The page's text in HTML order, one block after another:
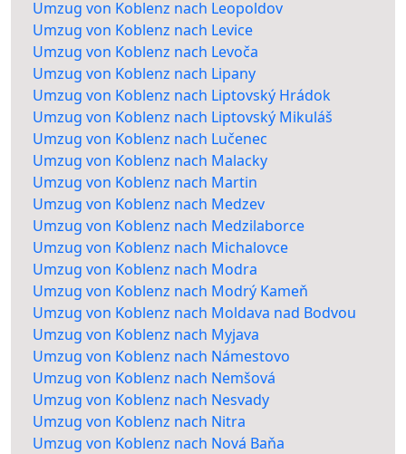
Umzug von Koblenz nach Leopoldov
Umzug von Koblenz nach Levice
Umzug von Koblenz nach Levoča
Umzug von Koblenz nach Lipany
Umzug von Koblenz nach Liptovský Hrádok
Umzug von Koblenz nach Liptovský Mikuláš
Umzug von Koblenz nach Lučenec
Umzug von Koblenz nach Malacky
Umzug von Koblenz nach Martin
Umzug von Koblenz nach Medzev
Umzug von Koblenz nach Medzilaborce
Umzug von Koblenz nach Michalovce
Umzug von Koblenz nach Modra
Umzug von Koblenz nach Modrý Kameň
Umzug von Koblenz nach Moldava nad Bodvou
Umzug von Koblenz nach Myjava
Umzug von Koblenz nach Námestovo
Umzug von Koblenz nach Nemšová
Umzug von Koblenz nach Nesvady
Umzug von Koblenz nach Nitra
Umzug von Koblenz nach Nová Baňa